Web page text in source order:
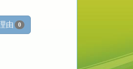
由 0